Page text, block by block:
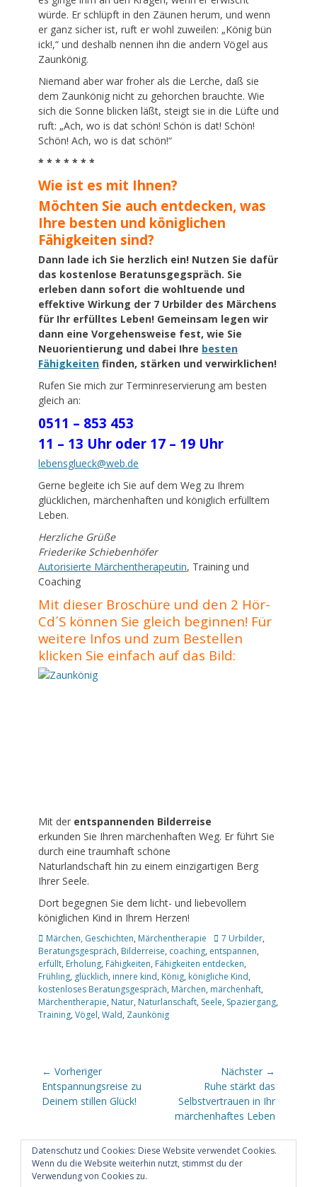
würde. Er schlüpft in den Zäunen herum, und wenn
er ganz sicher ist, ruft er wohl zuweilen: „König bün
ick!,“ und deshalb nennen ihn die andern Vögel aus
Zaunkönig.
Niemand aber war froher als die Lerche, daß sie
dem Zaunkönig nicht zu gehorchen brauchte. Wie
sich die Sonne blicken läßt, steigt sie in die Lüfte und
ruft: „Ach, wo is dat schön! Schön is dat! Schön!
Schön! Ach, wo is dat schön!“
* * * * * * *
Wie ist es mit Ihnen?
Möchten Sie auch entdecken, was
Ihre besten und königlichen
Fähigkeiten sind?
Dann lade ich Sie herzlich ein! Nutzen Sie dafür
das kostenlose Beratunsgegspräch. Sie
erleben dann sofort die wohltuende und
effektive Wirkung der 7 Urbilder des Märchens
für Ihr erfülltes Leben! Gemeinsam legen wir
dann eine Vorgehensweise fest, wie Sie
Neuorientierung und dabei Ihre besten
Fähigkeiten finden, stärken und verwirklichen!
Rufen Sie mich zur Terminreservierung am besten
gleich an:
0511 – 853 453
11 – 13 Uhr oder 17 – 19 Uhr
lebensglueck@web.de
Gerne begleite ich Sie auf dem Weg zu Ihrem
glücklichen, märchenhaften und königlich erfülltem
Leben.
Herzliche Grüße
Friederike Schiebenhöfer
Autorisierte Märchentherapeutin, Training und
Coaching
Mit dieser Broschüre und den 2 Hör-
Cd´S können Sie gleich beginnen! Für
weitere Infos und zum Bestellen
klicken Sie einfach auf das Bild:
Mit der entspannenden Bilderreise
erkunden Sie Ihren märchenhaften Weg. Er führt Sie
durch eine traumhaft schöne
Naturlandschaft hin zu einem einzigartigen Berg
Ihrer Seele.
Dort begegnen Sie dem licht- und liebevollem
königlichen Kind in Ihrem Herzen!
Kategorien
Märchen, Geschichten, Märchentherapie Schlagworte
7 Urbilder,
Beratungsgespräch, Bilderreise, coaching, entspannen,
erfüllt, Erholung, Fähigkeiten, Fähigkeiten entdecken,
Frühling, glücklich, innere kind, König, königliche Kind,
kostenloses Beratungsgespräch, Märchen, märchenhaft,
Märchentherapie, Natur, Naturlanschaft, Seele, Spaziergang,
Training, Vögel, Wald, Zaunkönig
Beitragsnavigation
← Vorheriger
Vorheriger
Beitrag:
Entspannungsreise zu
Deinem stillen Glück!
Nächster →
Beitrag:
Ruhe stärkt das
Selbstvertrauen in Ihr
märchenhaftes Leben
Datenschutz und Cookies: Diese Website verwendet Cookies.
Wenn du die Website weiterhin nutzt, stimmst du der
Verwendung von Cookies zu.